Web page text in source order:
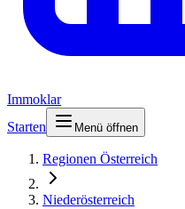
Immoklar
Starten
Menü öffnen
Regionen Österreich
Niederösterreich